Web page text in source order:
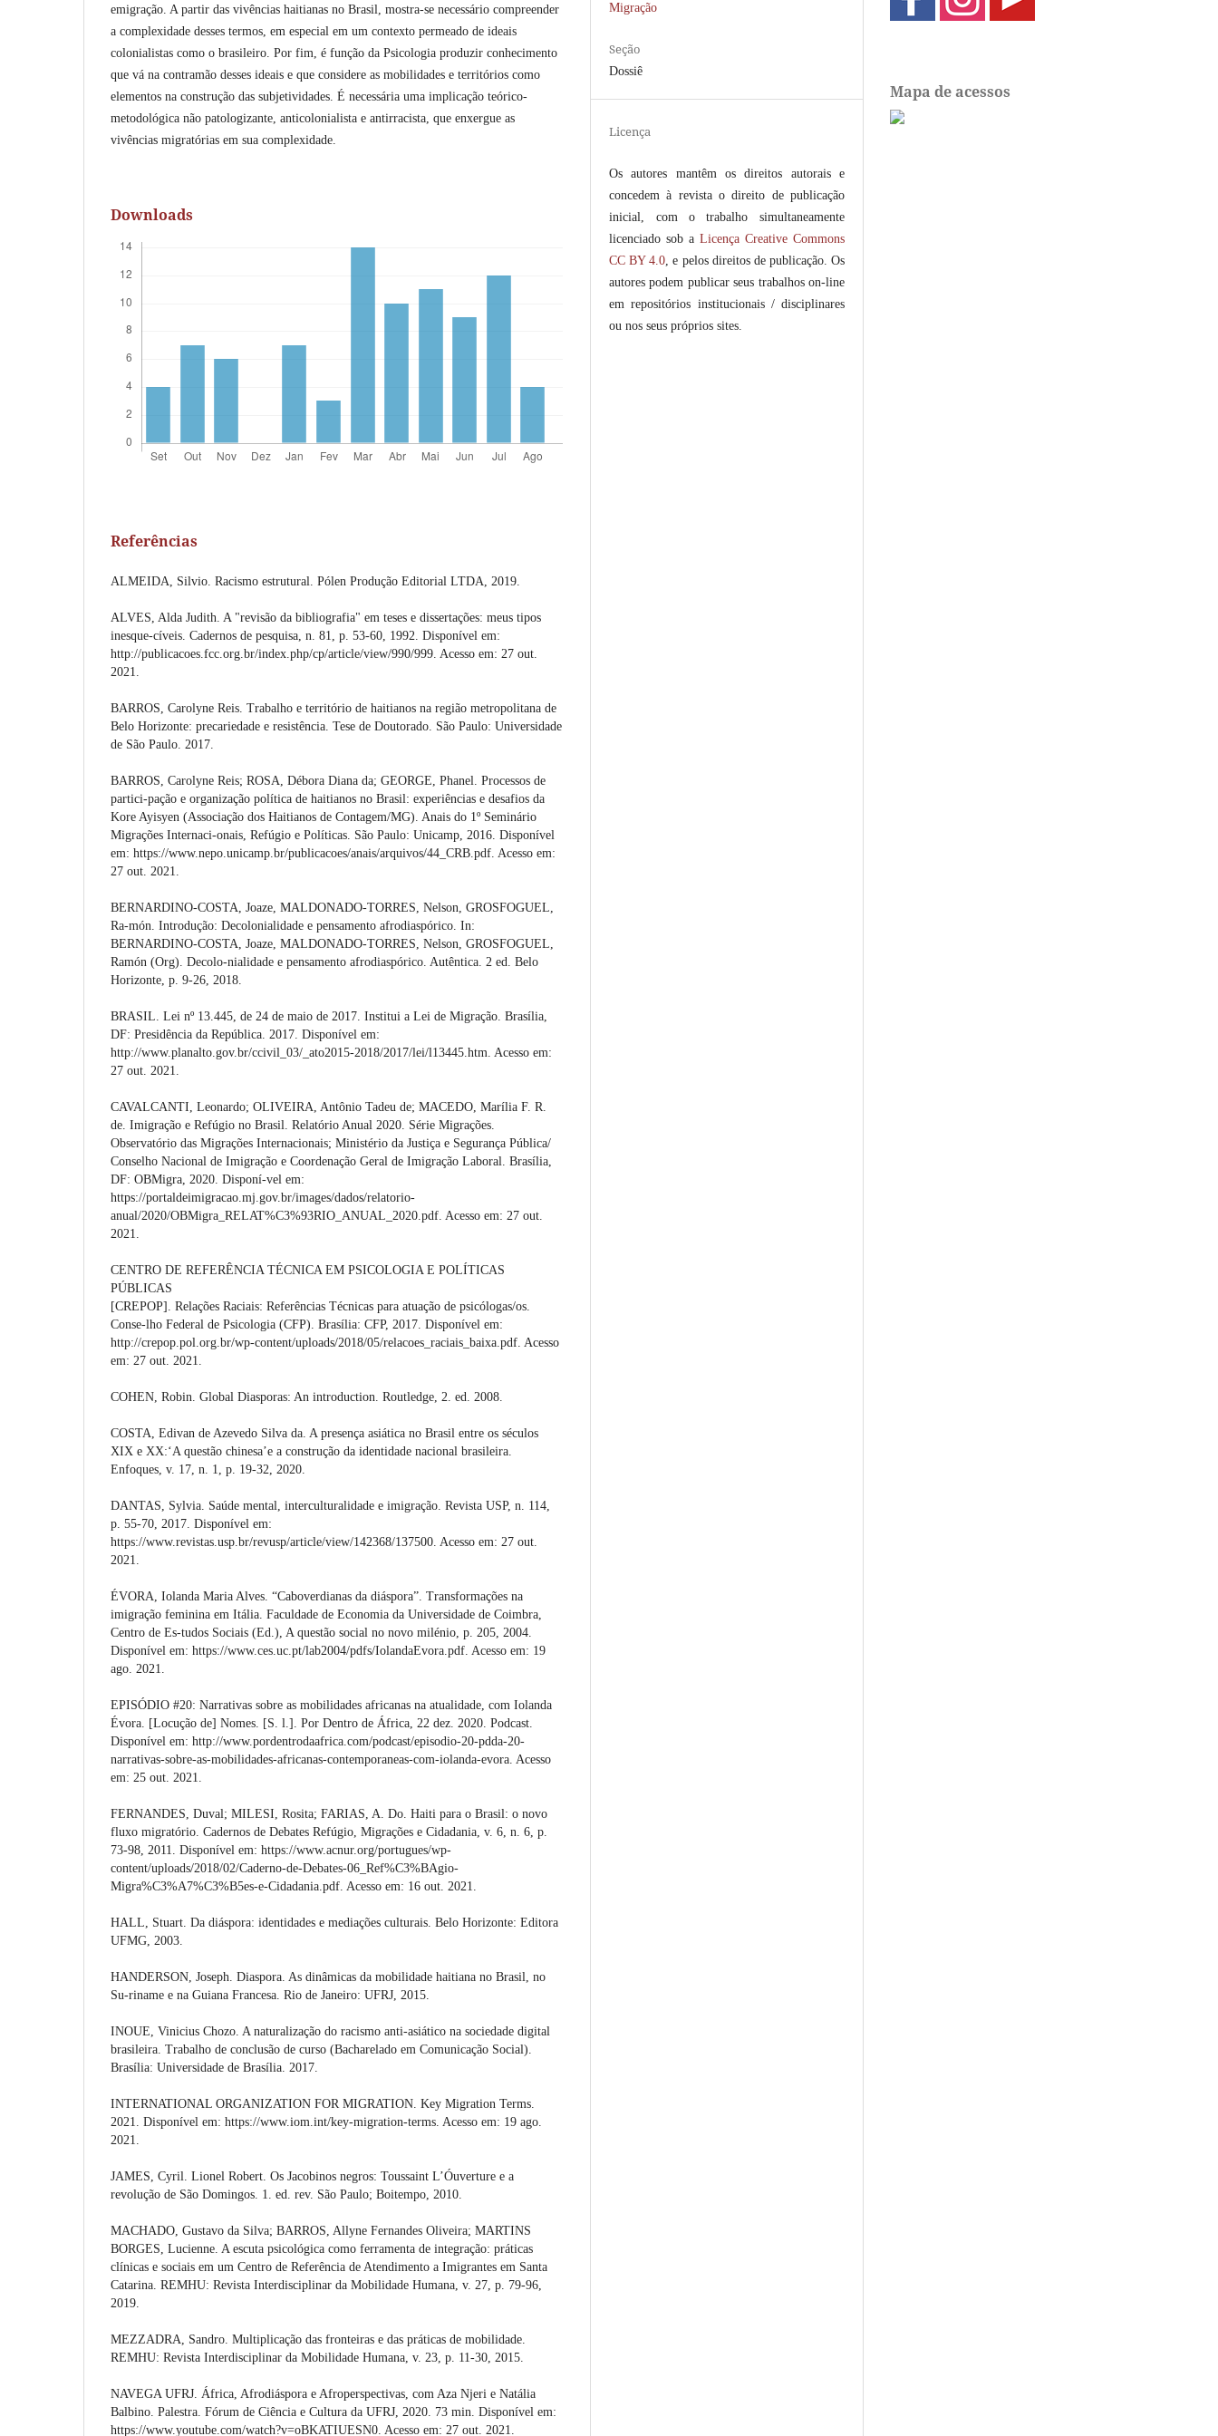
emigração. A partir das vivências haitianas no Brasil, mostra-se necessário compreender
a complexidade desses termos, em especial em um contexto permeado de ideais
colonialistas como o brasileiro. Por fim, é função da Psicologia produzir conhecimento
que vá na contramão desses ideais e que considere as mobilidades e territórios como
elementos na construção das subjetividades. É necessária uma implicação teórico-
metodológica não patologizante, anticolonialista e antirracista, que enxergue as
vivências migratórias em sua complexidade.
Downloads
Referências
ALMEIDA, Silvio. Racismo estrutural. Pólen Produção Editorial LTDA, 2019.
ALVES, Alda Judith. A "revisão da bibliografia" em teses e dissertações: meus tipos
inesque-cíveis. Cadernos de pesquisa, n. 81, p. 53-60, 1992. Disponível em:
http://publicacoes.fcc.org.br/index.php/cp/article/view/990/999. Acesso em: 27 out.
2021.
BARROS, Carolyne Reis. Trabalho e território de haitianos na região metropolitana de
Belo Horizonte: precariedade e resistência. Tese de Doutorado. São Paulo: Universidade
de São Paulo. 2017.
BARROS, Carolyne Reis; ROSA, Débora Diana da; GEORGE, Phanel. Processos de
partici-pação e organização política de haitianos no Brasil: experiências e desafios da
Kore Ayisyen (Associação dos Haitianos de Contagem/MG). Anais do 1º Seminário
Migrações Internaci-onais, Refúgio e Políticas. São Paulo: Unicamp, 2016. Disponível
em: https://www.nepo.unicamp.br/publicacoes/anais/arquivos/44_CRB.pdf. Acesso em:
27 out. 2021.
BERNARDINO-COSTA, Joaze, MALDONADO-TORRES, Nelson, GROSFOGUEL,
Ra-món. Introdução: Decolonialidade e pensamento afrodiaspórico. In:
BERNARDINO-COSTA, Joaze, MALDONADO-TORRES, Nelson, GROSFOGUEL,
Ramón (Org). Decolo-nialidade e pensamento afrodiaspórico. Autêntica. 2 ed. Belo
Horizonte, p. 9-26, 2018.
BRASIL. Lei nº 13.445, de 24 de maio de 2017. Institui a Lei de Migração. Brasília,
DF: Presidência da República. 2017. Disponível em:
http://www.planalto.gov.br/ccivil_03/_ato2015-2018/2017/lei/l13445.htm. Acesso em:
27 out. 2021.
CAVALCANTI, Leonardo; OLIVEIRA, Antônio Tadeu de; MACEDO, Marília F. R.
de. Imigração e Refúgio no Brasil. Relatório Anual 2020. Série Migrações.
Observatório das Migrações Internacionais; Ministério da Justiça e Segurança Pública/
Conselho Nacional de Imigração e Coordenação Geral de Imigração Laboral. Brasília,
DF: OBMigra, 2020. Disponí-vel em:
https://portaldeimigracao.mj.gov.br/images/dados/relatorio-
anual/2020/OBMigra_RELAT%C3%93RIO_ANUAL_2020.pdf. Acesso em: 27 out.
2021.
CENTRO DE REFERÊNCIA TÉCNICA EM PSICOLOGIA E POLÍTICAS
PÚBLICAS
[CREPOP]. Relações Raciais: Referências Técnicas para atuação de psicólogas/os.
Conse-lho Federal de Psicologia (CFP). Brasília: CFP, 2017. Disponível em:
http://crepop.pol.org.br/wp-content/uploads/2018/05/relacoes_raciais_baixa.pdf. Acesso
em: 27 out. 2021.
COHEN, Robin. Global Diasporas: An introduction. Routledge, 2. ed. 2008.
COSTA, Edivan de Azevedo Silva da. A presença asiática no Brasil entre os séculos
XIX e XX:‘A questão chinesa’e a construção da identidade nacional brasileira.
Enfoques, v. 17, n. 1, p. 19-32, 2020.
DANTAS, Sylvia. Saúde mental, interculturalidade e imigração. Revista USP, n. 114,
p. 55-70, 2017. Disponível em:
https://www.revistas.usp.br/revusp/article/view/142368/137500. Acesso em: 27 out.
2021.
ÉVORA, Iolanda Maria Alves. “Caboverdianas da diáspora”. Transformações na
imigração feminina em Itália. Faculdade de Economia da Universidade de Coimbra,
Centro de Es-tudos Sociais (Ed.), A questão social no novo milénio, p. 205, 2004.
Disponível em: https://www.ces.uc.pt/lab2004/pdfs/IolandaEvora.pdf. Acesso em: 19
ago. 2021.
EPISÓDIO #20: Narrativas sobre as mobilidades africanas na atualidade, com Iolanda
Évora. [Locução de] Nomes. [S. l.]. Por Dentro de África, 22 dez. 2020. Podcast.
Disponível em: http://www.pordentrodaafrica.com/podcast/episodio-20-pdda-20-
narrativas-sobre-as-mobilidades-africanas-contemporaneas-com-iolanda-evora. Acesso
em: 25 out. 2021.
FERNANDES, Duval; MILESI, Rosita; FARIAS, A. Do. Haiti para o Brasil: o novo
fluxo migratório. Cadernos de Debates Refúgio, Migrações e Cidadania, v. 6, n. 6, p.
73-98, 2011. Disponível em: https://www.acnur.org/portugues/wp-
content/uploads/2018/02/Caderno-de-Debates-06_Ref%C3%BAgio-
Migra%C3%A7%C3%B5es-e-Cidadania.pdf. Acesso em: 16 out. 2021.
HALL, Stuart. Da diáspora: identidades e mediações culturais. Belo Horizonte: Editora
UFMG, 2003.
HANDERSON, Joseph. Diaspora. As dinâmicas da mobilidade haitiana no Brasil, no
Su-riname e na Guiana Francesa. Rio de Janeiro: UFRJ, 2015.
INOUE, Vinicius Chozo. A naturalização do racismo anti-asiático na sociedade digital
brasileira. Trabalho de conclusão de curso (Bacharelado em Comunicação Social).
Brasília: Universidade de Brasília. 2017.
INTERNATIONAL ORGANIZATION FOR MIGRATION. Key Migration Terms.
2021. Disponível em: https://www.iom.int/key-migration-terms. Acesso em: 19 ago.
2021.
JAMES, Cyril. Lionel Robert. Os Jacobinos negros: Toussaint L’Óuverture e a
revolução de São Domingos. 1. ed. rev. São Paulo; Boitempo, 2010.
MACHADO, Gustavo da Silva; BARROS, Allyne Fernandes Oliveira; MARTINS
BORGES, Lucienne. A escuta psicológica como ferramenta de integração: práticas
clínicas e sociais em um Centro de Referência de Atendimento a Imigrantes em Santa
Catarina. REMHU: Revista Interdisciplinar da Mobilidade Humana, v. 27, p. 79-96,
2019.
MEZZADRA, Sandro. Multiplicação das fronteiras e das práticas de mobilidade.
REMHU: Revista Interdisciplinar da Mobilidade Humana, v. 23, p. 11-30, 2015.
NAVEGA UFRJ. África, Afrodiáspora e Afroperspectivas, com Aza Njeri e Natália
Balbino. Palestra. Fórum de Ciência e Cultura da UFRJ, 2020. 73 min. Disponível em:
https://www.youtube.com/watch?v=oBKATIUESN0. Acesso em: 27 out. 2021.
Migração
Seção
Dossiê
Licença
Os autores mantêm os direitos autorais e
concedem à revista o direito de publicação
inicial, com o trabalho simultaneamente
licenciado sob a Licença Creative Commons
CC BY 4.0 , e pelos direitos de publicação. Os
autores podem publicar seus trabalhos on-line
em repositórios institucionais / disciplinares
ou nos seus próprios sites.
Mapa de acessos